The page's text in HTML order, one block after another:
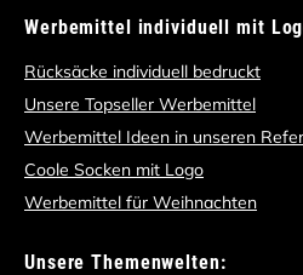
Werbemittel individuell mit
Rücksäcke individuell bedruckt
Unsere Topseller Werbemittel
Werbemittel Ideen in unseren
Coole Socken mit Logo
Werbemittel für Weihnachten
Unsere Themenwelten: